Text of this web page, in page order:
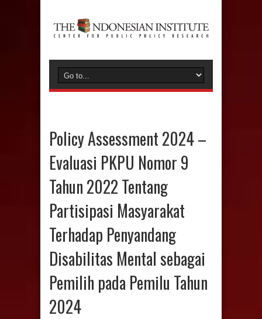
Policy Assessment 2024 –
Evaluasi PKPU Nomor 9
Tahun 2022 Tentang
Partisipasi Masyarakat
Terhadap Penyandang
Disabilitas Mental sebagai
Pemilih pada Pemilu Tahun
2024